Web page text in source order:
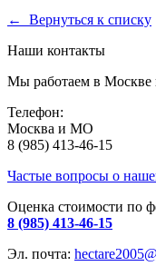
← Вернуться к списку
Наши контакты
Мы работаем в Москве
Телефон:
Москва и МО
8 (985) 413-46-15
Частые вопросы о
Оценка стоимости по
8 (985) 413-46-15
Эл. почта: